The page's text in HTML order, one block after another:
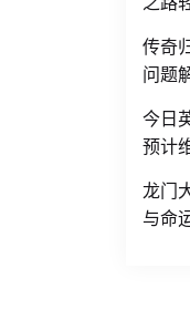
传奇
问题
今日
预计
龙门
与命